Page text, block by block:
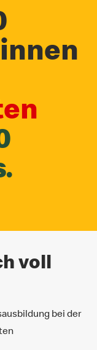
voll
bei der